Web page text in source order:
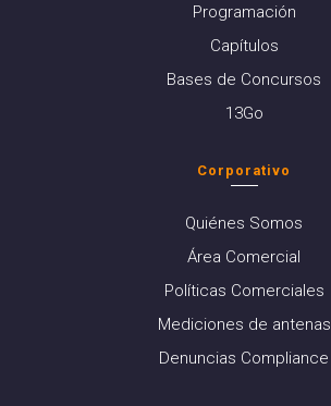
Programación
Capítulos
Bases de Concursos
13Go
Corporativo
Quiénes Somos
Área Comercial
Políticas Comerciales
Mediciones de antenas
Denuncias Compliance